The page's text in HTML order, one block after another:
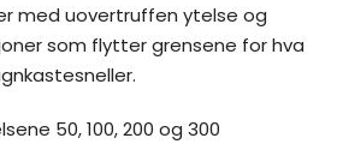
med uovertruffen ytelse og
som flytter grensene for hva
50, 100, 200 og 300